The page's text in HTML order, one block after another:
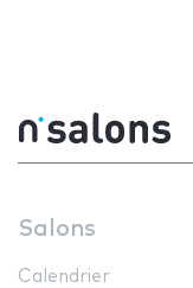
Salons
Calendrier